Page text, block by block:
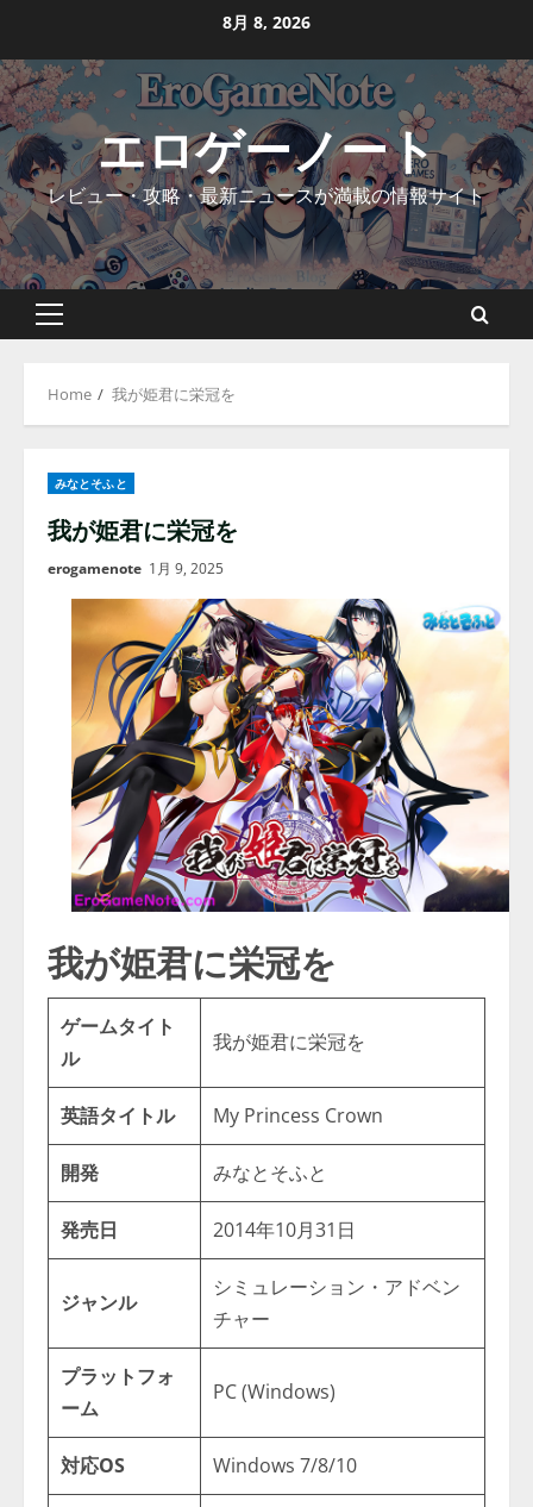
content
8月 8, 2026
エロゲーノート
レビュー・攻略・最新ニュースが満載の情報サイト
Primary
Home 我が姫君に栄冠を
みなとそふと
我が姫君に栄冠を
erogamenote 1月 9, 2025
我が姫君に栄冠を
ゲームタイト
ル
我が姫君に栄冠を
英語タイトル My Princess Crown
開発 みなとそふと
発売日 2014年10月31日
ジャンル
シミュレーション・アドベン
チャー
プラットフォ
ーム
PC (Windows)
対応OS Windows 7/8/10